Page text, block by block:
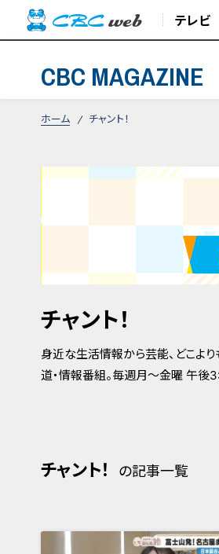
テレビ
CBC MAGAZINE
ホーム チャント！
チャント！
身近な生活情報から芸能、どこよ
道・情報番組。毎週月～金曜 午後
チャント！ の記事一覧